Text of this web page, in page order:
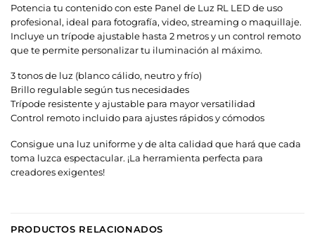
Potencia tu contenido con este Panel de Luz RL LED de uso
profesional, ideal para fotografía, video, streaming o maquillaje.
Incluye un trípode ajustable hasta 2 metros y un control remoto
que te permite personalizar tu iluminación al máximo.
3 tonos de luz (blanco cálido, neutro y frío)
Brillo regulable según tus necesidades
Trípode resistente y ajustable para mayor versatilidad
Control remoto incluido para ajustes rápidos y cómodos
Consigue una luz uniforme y de alta calidad que hará que cada
toma luzca espectacular. ¡La herramienta perfecta para
creadores exigentes!
PRODUCTOS RELACIONADOS